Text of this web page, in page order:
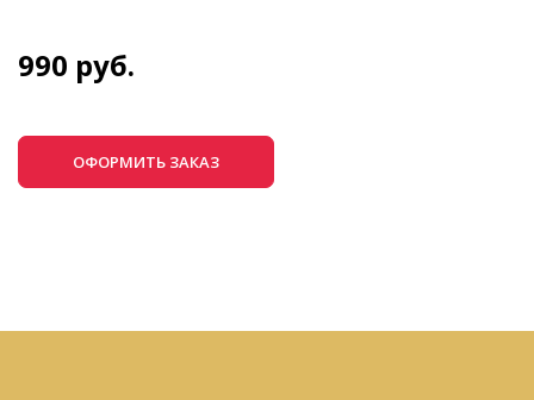
990 руб.
ОФОРМИТЬ ЗАКАЗ